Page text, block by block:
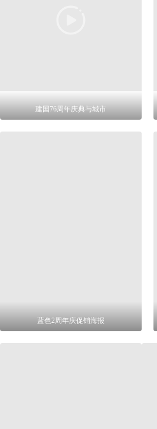
建国76周年庆典与城市
蓝色2周年庆促销海报